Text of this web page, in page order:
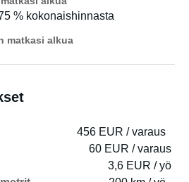
% kokonaishinnasta
matkasi alkua
456 EUR / varaus
60 EUR / varaus
3,6 EUR / yö